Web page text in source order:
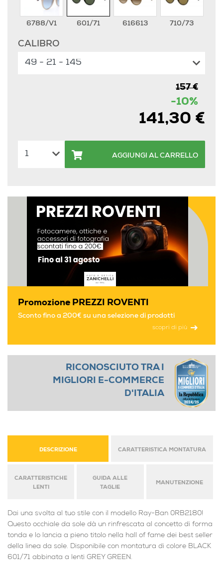
6788/V1 601/71 616613 710/73
CALIBRO
157 €
-10%
141,30 €
AGGIUNGI AL CARRELLO
Promozione PREZZI ROVENTI
Sconto fino a 200€ su una selezione di prodotti
scopri di più
RICONOSCIUTO TRA I
MIGLIORI E-COMMERCE
D'ITALIA
DESCRIZIONE CARATTERISTICA MONTATURA
CARATTERISTICHE
LENTI
GUIDA ALLE
TAGLIE
MANUTENZIONE
Dai una svolta al tuo stile con il modello Ray-Ban 0RB2180!
Questo occhiale da sole dà un rinfrescata al concetto di forma
tonda e lo lancia a pieno titolo nella hall of fame dei best seller
della linea da sole. Disponibile con montatura di colore BLACK
601/71 abbinata a lenti GREY GREEN.